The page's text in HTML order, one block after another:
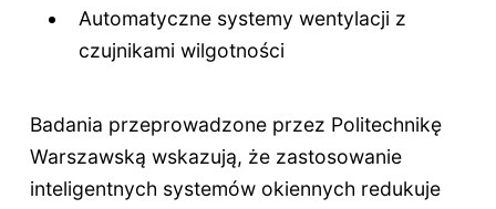
Automatyczne systemy wentylacji z
czujnikami wilgotności
Badania przeprowadzone przez Politechnikę
Warszawską wskazują, że zastosowanie
inteligentnych systemów okiennych redukuje